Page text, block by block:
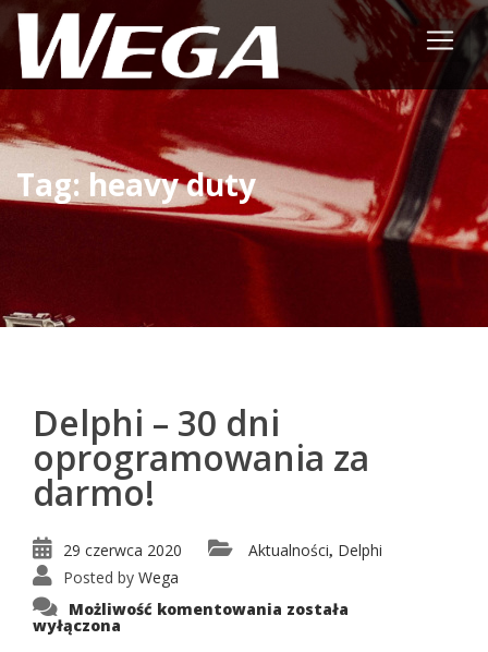
Tag: heavy duty
Delphi – 30 dni
oprogramowania za
darmo!
29 czerwca 2020 Aktualności, Delphi
Posted by Wega
Możliwość komentowania Delphi
–
została
wyłączona